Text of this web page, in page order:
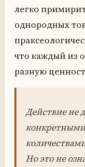
легко
однородных
что каждый из
разную
Действие не
Но это не